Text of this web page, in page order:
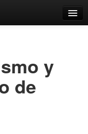
y
de